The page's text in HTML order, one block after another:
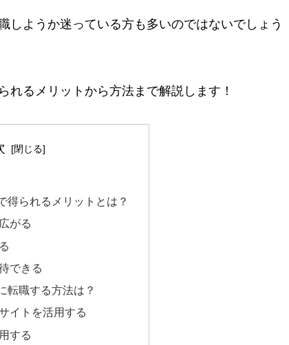
しようか迷っている方も多いのではないでしょう
るメリットから方法まで解説します！
得られるメリットとは？
がる
できる
転職する方法は？
イトを活用する
する